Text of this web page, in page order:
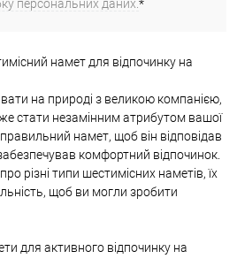
персональних даних.*
намет для відпочинку на
на природі з великою компанією,
стати незамінним атрибутом вашої
намет, щоб він відповідав
комфортний відпочинок.
різні типи шестимісних наметів, їх
щоб ви могли зробити
для активного відпочинку на